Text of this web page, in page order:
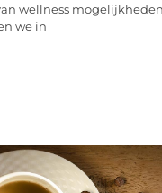
wellness
we in